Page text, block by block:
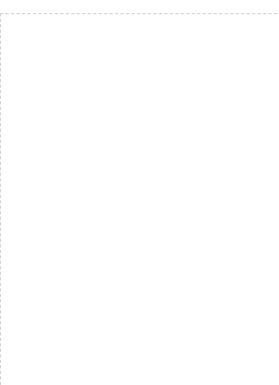
(chip
+
elektroda
+
pompa
+
uchwyt)